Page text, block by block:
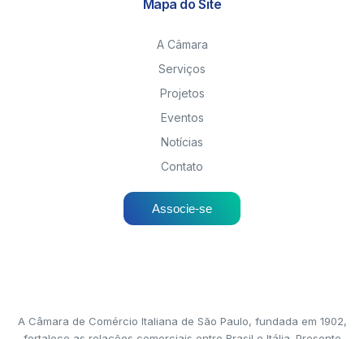
Mapa do Site
A Câmara
Serviços
Projetos
Eventos
Notícias
Contato
Associe-se
A Câmara de Comércio Italiana de São Paulo, fundada em 1902,